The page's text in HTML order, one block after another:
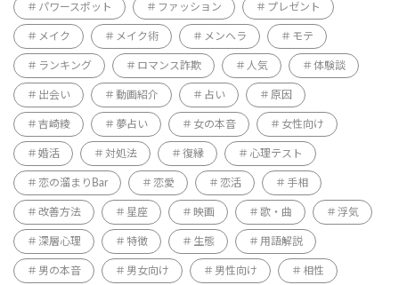
パワースポット ファッション プレゼント
メイク メイク術 メンヘラ モテ
ランキング ロマンス詐欺 人気 体験談
出会い 動画紹介 占い 原因
吉崎綾 夢占い 女の本音 女性向け
婚活 対処法 復縁 心理テスト
恋の溜まりBar 恋愛 恋活 手相
改善方法 星座 映画 歌・曲 浮気
深層心理 特徴 生態 用語解説
男の本音 男女向け 男性向け 相性